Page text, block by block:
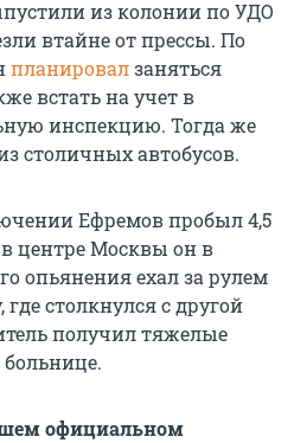
из колонии по УДО
втайне от прессы. По
планировалзаняться
встать на учет в
инспекцию. Тогда же
столичных автобусов.
Ефремов пробыл 4,5
в центре Москвы он в
опьянения ехал за рулем
столкнулся с другой
получил тяжелые
официальном